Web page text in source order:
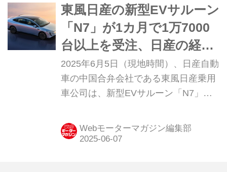
東風日産の新型EVサルーン
「N7」が1カ月で1万7000
台以上を受注、日産の経営
再建に向けの起爆剤となる
か
2025年6月5日（現地時間）、日産自動
車の中国合弁会社である東風日産乗用
車公司は、新型EVサルーン「N7」が4
台を受注したと発表した。「N7」は日
産が2027年夏までに中国で発売を予定
Webモーターマガジン編集部